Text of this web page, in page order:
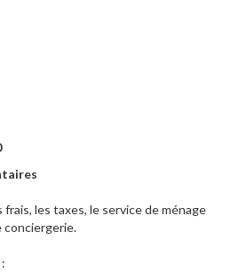
les taxes, le service de ménage
conciergerie.